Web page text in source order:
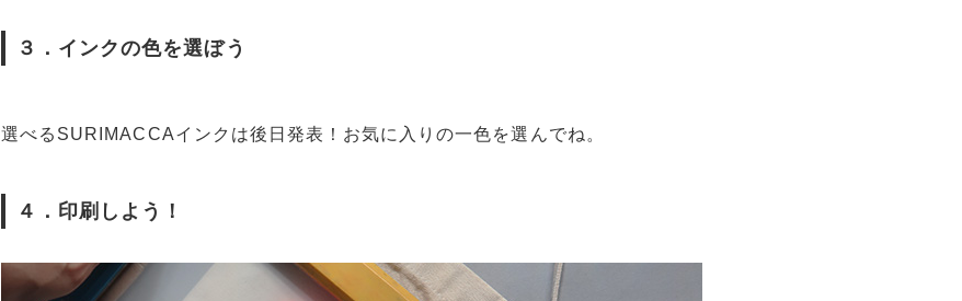
３．インクの色を選ぼう
選べるSURIMACCAインクは後日発表！お気に入りの一色を選んでね。
４．印刷しよう！